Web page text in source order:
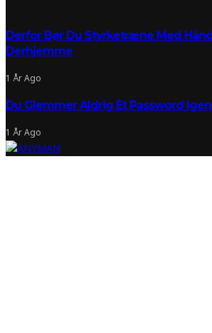
Derfor Bør Du Styrketræne Med
Derhjemme
1 År Ago
Du Glemmer Aldrig Et Password Igen
1 År Ago